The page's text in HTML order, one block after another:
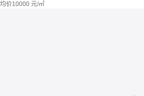
均价10000 元/㎡